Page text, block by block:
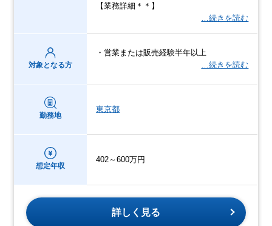
【業務詳細＊＊】
…続きを読む
対象となる方
・営業または販売経験半年以上
…続きを読む
勤務地
東京都
想定年収
402～600万円
詳しく見る